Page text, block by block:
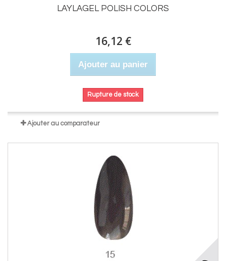
LAYLAGEL POLISH COLORS
16,12 €
Ajouter au panier
Rupture de stock
Ajouter au comparateur